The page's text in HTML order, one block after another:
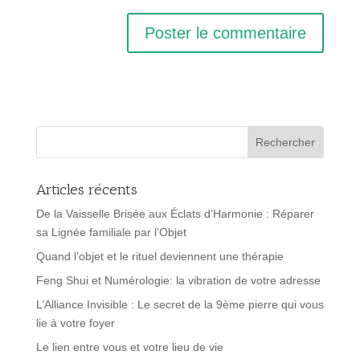
Articles récents
De la Vaisselle Brisée aux Éclats d’Harmonie : Réparer
sa Lignée familiale par l’Objet
Quand l’objet et le rituel deviennent une thérapie
Feng Shui et Numérologie: la vibration de votre adresse
L’Alliance Invisible : Le secret de la 9ème pierre qui vous
lie à votre foyer
Le lien entre vous et votre lieu de vie